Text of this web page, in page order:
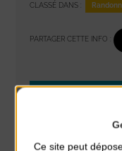
CLASSÉ DANS :
PARTAGER CETTE INFO :
Glisse & Environnement
Ce site peut